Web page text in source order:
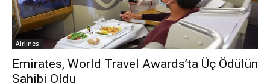
Airlines
Emirates, World Travel Awards’ta Üç Ödülün
Sahibi Oldu